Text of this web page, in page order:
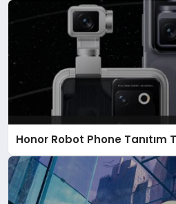
Honor Robot Phone Tanıtım